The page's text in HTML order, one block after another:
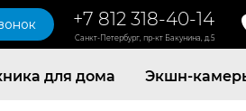
+7 812 318-40-14
Санкт-Петербург, пр-кт Бакунина, д.5
для дома Экшн-